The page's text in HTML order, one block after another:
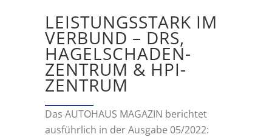
LEISTUNGSSTARK IM
VERBUND – DRS,
HAGELSCHADEN-
ZENTRUM & HPI-
ZENTRUM
Das AUTOHAUS MAGAZIN berichtet
ausführlich in der Ausgabe 05/2022: